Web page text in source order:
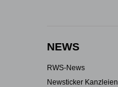
NEWS
RWS-News
Newsticker Kanzleien